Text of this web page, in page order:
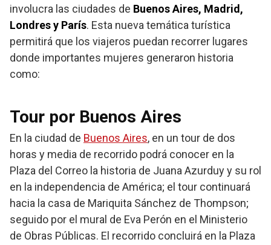
involucra las ciudades de Buenos Aires, Madrid,
Londres y París. Esta nueva temática turística
permitirá que los viajeros puedan recorrer lugares
donde importantes mujeres generaron historia
como:
Tour por Buenos Aires
En la ciudad de Buenos Aires, en un tour de dos
horas y media de recorrido podrá conocer en la
Plaza del Correo la historia de Juana Azurduy y su rol
en la independencia de América; el tour continuará
hacia la casa de Mariquita Sánchez de Thompson;
seguido por el mural de Eva Perón en el Ministerio
de Obras Públicas. El recorrido concluirá en la Plaza